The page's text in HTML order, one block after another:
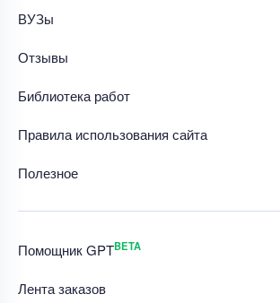
ВУЗы
Отзывы
Библиотека работ
Правила использования сайта
Полезное
Помощник GPTBETA
Лента заказов